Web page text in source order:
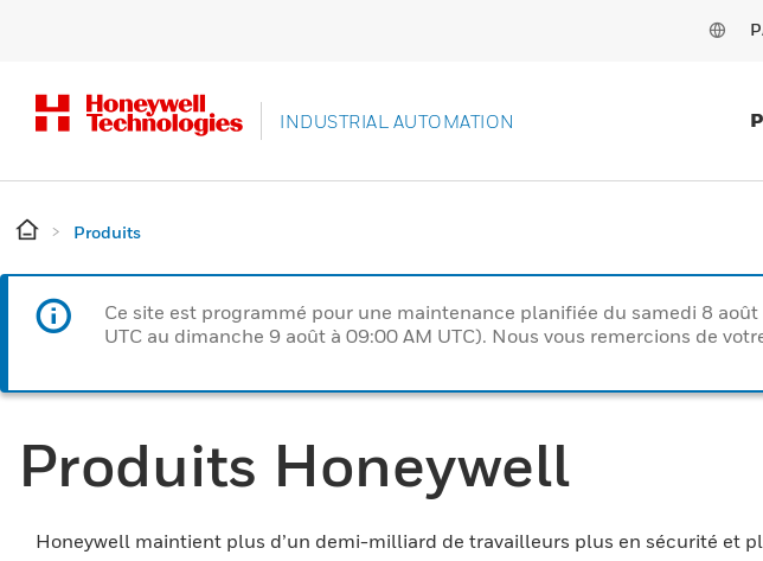
INDUSTRIAL AUTOMATION
Produits
Ce site est programmé pour une maintenance planifiée du samedi 8
UTC au dimanche 9 août à 09:00 AM UTC). Nous vous remercions de
Produits Honeywell
Honeywell maintient plus d’un demi-milliard de travailleurs plus en sécurité et